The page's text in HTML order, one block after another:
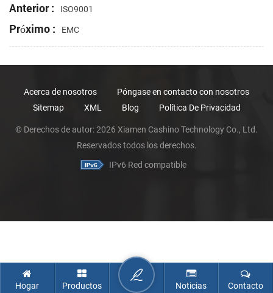
Anterior : ISO9001
Próximo : EMC
Acerca de nosotros
Póngase en contacto con nosotros
Sitemap
XML Blog Política De Privacidad
© Derechos de autor: 2026 Xiamen Cashino Technology Co., Ltd.
Reservados todos los derechos.
IPv6 Red compatible
Hogar Productos Noticias Contacto